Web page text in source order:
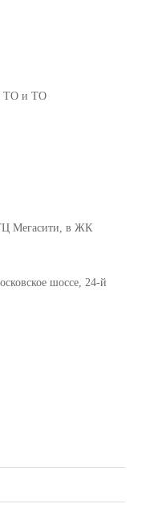
ТО и ТО
Мегасити, в ЖК
шоссе, 24-й